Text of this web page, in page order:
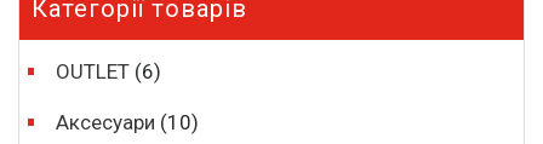
Категорії товарів
OUTLET (6)
Аксесуари (10)